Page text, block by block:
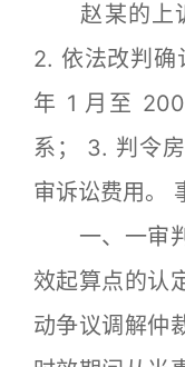
赵某的上诉
2. 依法改判确
年 1 月至
系； 3. 判令
审诉讼费用。
一、一审判
效起算点的认
动争议调解仲